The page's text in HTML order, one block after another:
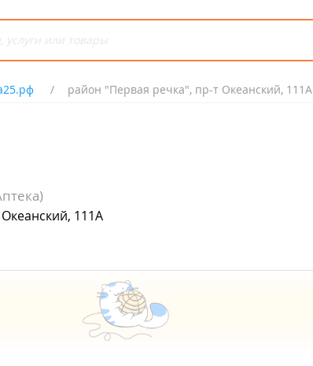
район "Первая речка", пр-т Океанский, 111А
111А